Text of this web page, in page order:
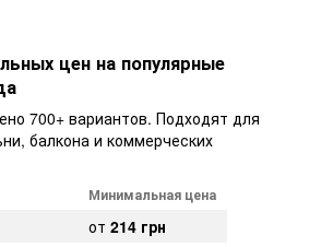
цен на популярные
700+ вариантов. Подходят для
балкона и коммерческих
Минимальная цена
от 214 грн